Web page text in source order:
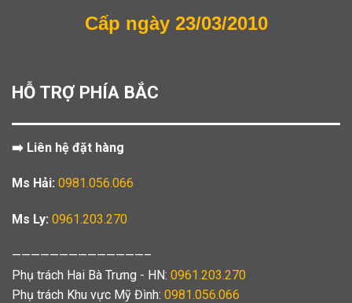
Cấp ngày 23/03/2010
HỖ TRỢ PHÍA BẮC
➡️ Liên hệ đặt hàng
Ms Hải: 0981.056.066
Ms Ly: 0961.203.270
——————————————–
Phụ trách Hai Bà Trưng - HN: 0961.203.270
Phụ trách Khu vực Mỹ Đình: 0981.056.066